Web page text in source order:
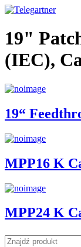
19"
(IEC),
19“
MPP16 K
MPP24 K